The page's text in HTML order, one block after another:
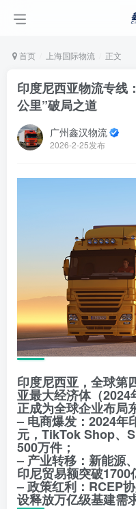
首页 上海国际物流 正文
印度尼西亚物流专线
公里”破局之道
广州鑫汉物流
2026-2-25发布
印度尼西亚，全球第
亚最大经济体（2024
正成为全球企业布局
– 电商爆发：2024年
元，TikTok Shop、
500万件；
– 产业转移：新能源
印尼贸易额突破1700
– 政策红利：RCEP
设释放万亿级基建需